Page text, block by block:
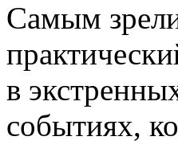
Самым
в
событиях,